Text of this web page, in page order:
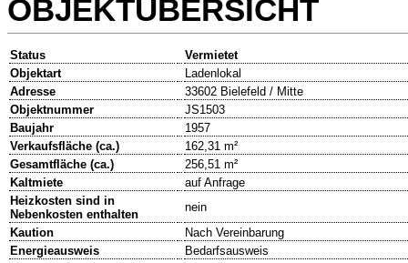
OBJEKTÜBERSICHT
Status
Vermietet
Objektart
Ladenlokal
Adresse
33602 Bielefeld / Mitte
Objektnummer
JS1503
Baujahr
1957
Verkaufsfläche (ca.)
162,31 m²
Gesamtfläche (ca.)
256,51 m²
Kaltmiete
auf Anfrage
Heizkosten sind in
Nebenkosten enthalten
nein
Kaution
Nach Vereinbarung
Energieausweis
Bedarfsausweis